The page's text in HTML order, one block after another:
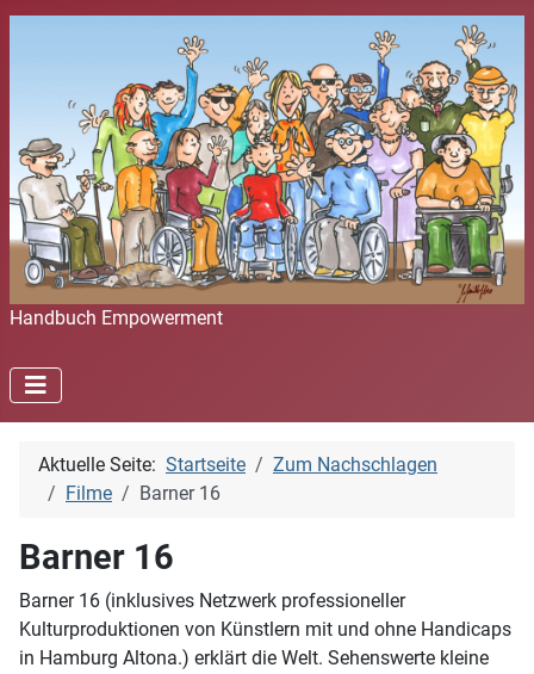
Handbuch Empowerment
Aktuelle Seite: Startseite
Zum Nachschlagen
Filme
Barner 16
Barner 16
Barner 16 (inklusives Netzwerk professioneller
Kulturproduktionen von Künstlern mit und ohne Handicaps
in Hamburg Altona.) erklärt die Welt. Sehenswerte kleine